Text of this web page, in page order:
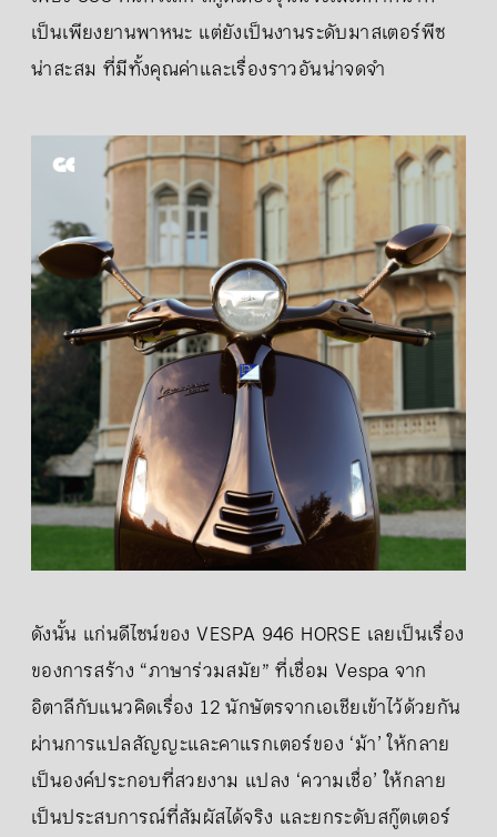
เป็นเพียงยานพาหนะ แต่ยังเป็นงานระดับมาสเตอร์พีซ
น่าสะสม ที่มีทั้งคุณค่าและเรื่องราวอันน่าจดจำ
ดังนั้น แก่นดีไซน์ของ VESPA 946 HORSE เลยเป็นเรื่อง
ของการสร้าง “ภาษาร่วมสมัย” ที่เชื่อม Vespa จาก
อิตาลีกับแนวคิดเรื่อง 12 นักษัตรจากเอเชียเข้าไว้ด้วยกัน
ผ่านการแปลสัญญะและคาแรกเตอร์ของ ‘ม้า’ ให้กลาย
เป็นองค์ประกอบที่สวยงาม แปลง ‘ความเชื่อ’ ให้กลาย
เป็นประสบการณ์ที่สัมผัสได้จริง และยกระดับสกู๊ตเตอร์